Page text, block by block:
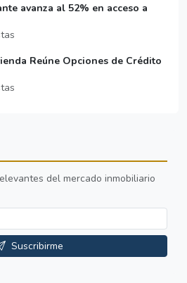
avanza al 52% en acceso a
Reúne Opciones de Crédito
del mercado inmobiliario
Suscribirme